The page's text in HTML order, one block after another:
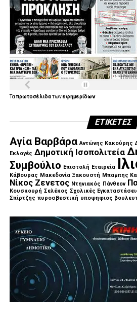
Ταπρωτοσέλιδατωνεφημερίδων
ΕΤΙΚΈΤΕΣ
Αγία Βαρβάρα Αντώνης Κακούρης
Εκλογές Δημοτική Ισοπολιτεία
Συμβούλιο Επιστολή Εταιρεία
Κάβουρας Μακεδονία Ξακουστή Μπαμπης
Νίκος Ζενετος Ντηνιακός Πάνθεον
Κουσκουρή Σελέκος Σχολικές
Σπίρτζης πυροσβεστική υποψηφιος